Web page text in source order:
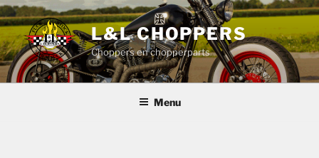
Ga
naar
de
inhoud
L&L CHOPPERS
Choppers en chopperparts
Menu